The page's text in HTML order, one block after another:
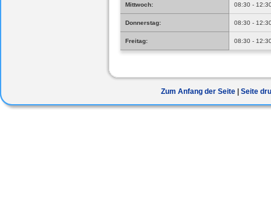
Mittwoch: 08:30 -
Donnerstag: 08:30 -
Freitag: 08:30 -
Zum Anfang der Seite Seite